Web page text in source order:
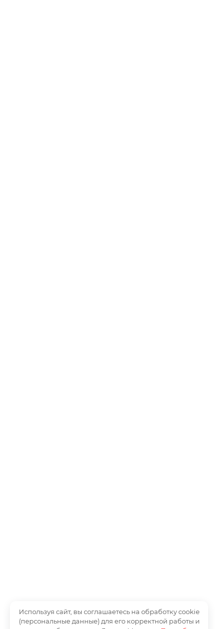
Используя сайт, вы соглашаетесь на обработку cookie
(персональные данные) для его корректной работы и